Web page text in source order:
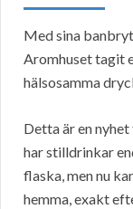
Med sina
Aromhuset tagit
hälsosamma
Detta är en
har stilldrinkar
flaska, men nu
hemma, exakt